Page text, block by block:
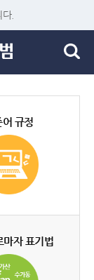
.
어 규정
마자 표기법